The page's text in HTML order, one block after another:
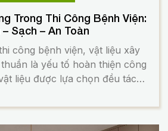
Trong Thi Công Bệnh Viện:
Sạch – An Toàn
công bệnh viện, vật liệu xây
là yếu tố hoàn thiện công
liệu được lựa chọn đều tác
soát nhiễm khuẩn và hiệu
hành lâu dài […]